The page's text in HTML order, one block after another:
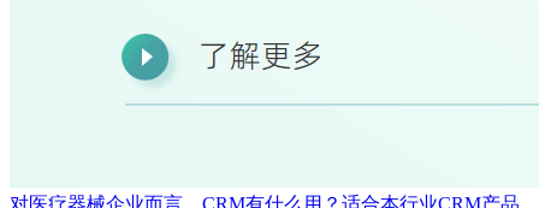
对医疗器械企业而言，CRM有什么用？适合本行业CRM产品